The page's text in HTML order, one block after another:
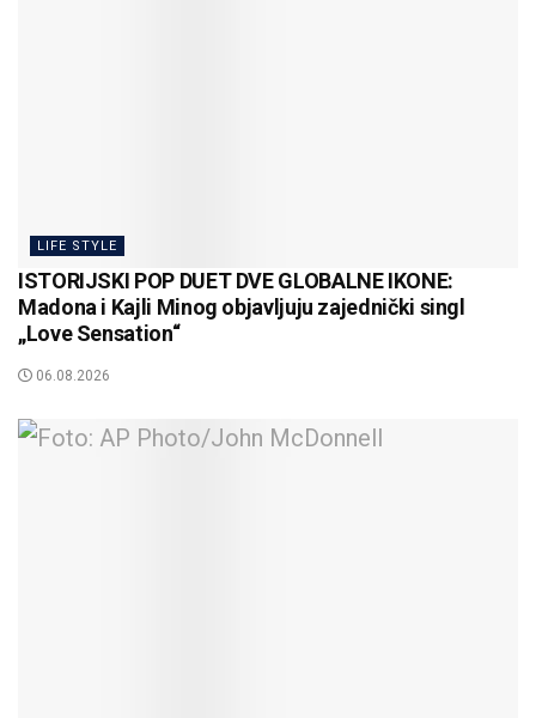
LIFE STYLE
ISTORIJSKI POP DUET DVE GLOBALNE IKONE:
Madona i Kajli Minog objavljuju zajednički singl
„Love Sensation“
06.08.2026